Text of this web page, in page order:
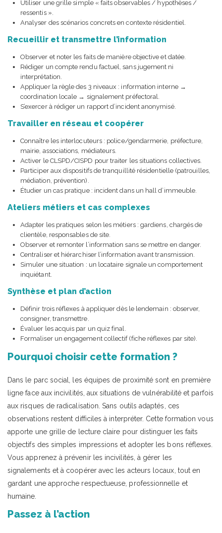
Utiliser une grille simple « faits observables / hypothèses /
ressentis ».
Analyser des scénarios concrets en contexte résidentiel.
Recueillir et transmettre l’information
Observer et noter les faits de manière objective et datée.
Rédiger un compte rendu factuel, sans jugement ni
interprétation.
Appliquer la règle des 3 niveaux : information interne →
coordination locale → signalement préfectoral.
S’exercer à rédiger un rapport d’incident anonymisé.
Travailler en réseau et coopérer
Connaître les interlocuteurs : police/gendarmerie, préfecture,
mairie, associations, médiateurs.
Activer le CLSPD/CISPD pour traiter les situations collectives.
Participer aux dispositifs de tranquillité résidentielle (patrouilles,
médiation, prévention).
Étudier un cas pratique : incident dans un hall d’immeuble.
Ateliers métiers et cas complexes
Adapter les pratiques selon les métiers : gardiens, chargés de
clientèle, responsables de site.
Observer et remonter l’information sans se mettre en danger.
Centraliser et hiérarchiser l’information avant transmission.
Simuler une situation : un locataire signale un comportement
inquiétant.
Synthèse et plan d’action
Définir trois réflexes à appliquer dès le lendemain : observer,
consigner, transmettre.
Évaluer les acquis par un quiz final.
Formaliser un engagement collectif (fiche réflexes par site).
Pourquoi choisir cette formation ?
Dans le parc social, les équipes de proximité sont en première
ligne face aux incivilités, aux situations de vulnérabilité et parfois
aux risques de radicalisation. Sans outils adaptés, ces
observations restent difficiles à interpréter. Cette formation vous
apporte une grille de lecture claire pour distinguer les faits
objectifs des simples impressions et adopter les bons réflexes.
Vous apprenez à prévenir les incivilités, à gérer les
signalements et à coopérer avec les acteurs locaux, tout en
gardant une approche respectueuse, professionnelle et
humaine.
Passez à l’action